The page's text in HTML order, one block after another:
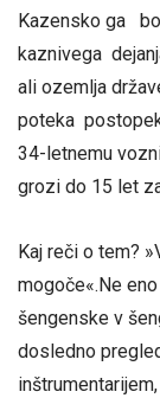
Kazensko ga
kaznivega
ali ozemlja
poteka
34-letnemu
grozi do 15 let
Kaj reči o tem?
mogoče«.Ne
šengenske v
dosledno